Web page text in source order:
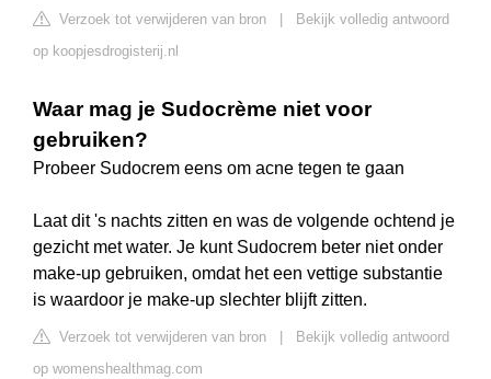
Verzoek tot verwijderen van bron
Bekijk volledig antwoord
op koopjesdrogisterij.nl
Waar mag je Sudocrème niet voor
gebruiken?
Probeer Sudocrem eens om acne tegen te gaan
Laat dit 's nachts zitten en was de volgende ochtend je
gezicht met water. Je kunt Sudocrem beter niet onder
make-up gebruiken, omdat het een vettige substantie
is waardoor je make-up slechter blijft zitten.
Verzoek tot verwijderen van bron
Bekijk volledig antwoord
op womenshealthmag.com